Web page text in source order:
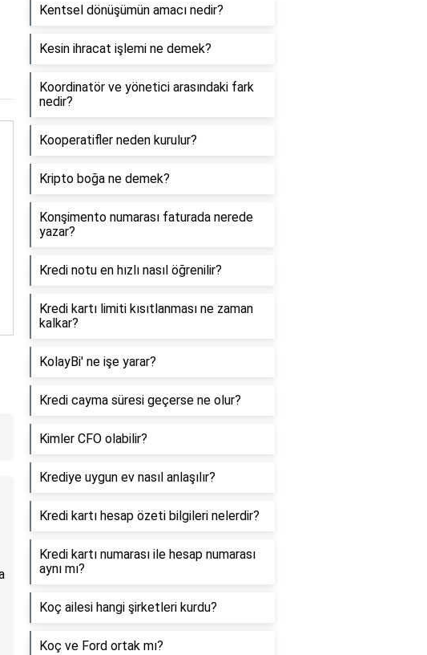
Kentsel dönüşümün amacı nedir?
Kesin ihracat işlemi ne demek?
Koordinatör ve yönetici arasındaki fark
nedir?
Kooperatifler neden kurulur?
Kripto boğa ne demek?
Konşimento numarası faturada nerede
yazar?
Kredi notu en hızlı nasıl öğrenilir?
Kredi kartı limiti kısıtlanması ne zaman
kalkar?
KolayBi' ne işe yarar?
Kredi cayma süresi geçerse ne olur?
Kimler CFO olabilir?
Krediye uygun ev nasıl anlaşılır?
Kredi kartı hesap özeti bilgileri nelerdir?
Kredi kartı numarası ile hesap numarası
aynı mı?
Koç ailesi hangi şirketleri kurdu?
Koç ve Ford ortak mı?